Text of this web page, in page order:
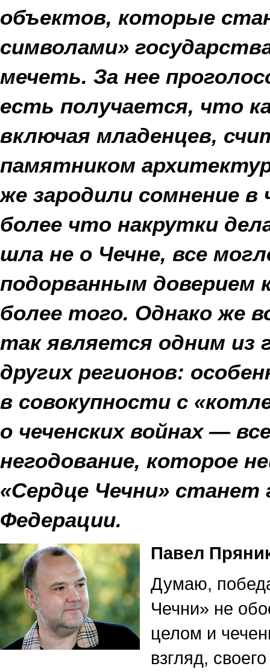
объектов, которые
символами»
мечеть. За нее
есть получается, что
включая младенцев,
памятником
же зародили сомнение
более что накрутки
шла не о Чечне, все
подорванным доверием
более того. Однако же
так является одним из
других регионов:
в совокупности с
о чеченских войнах —
негодование, которое
«Сердце Чечни» станет
Федерации.
Павел
Думаю,
Чечни» не
целом и
взгляд,